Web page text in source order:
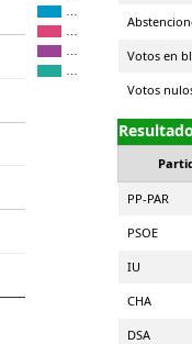
Votos en
Votos
PP-PAR
PSOE
IU
CHA
DSA